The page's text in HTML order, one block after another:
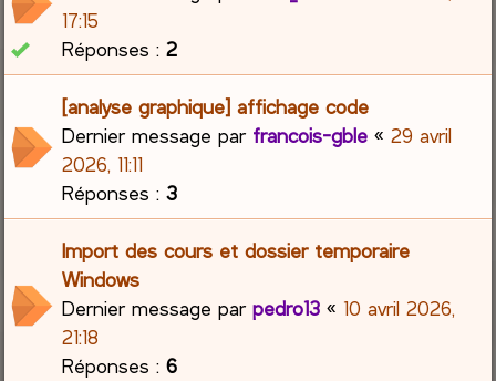
17:15
Réponses :2
[analyse graphique] affichage code
Dernier message par francois-gble «29 avril
2026, 11:11
Réponses :3
Import des cours et dossier temporaire
Windows
Dernier message parpedro13 « 10 avril 2026,
21:18
Réponses :6